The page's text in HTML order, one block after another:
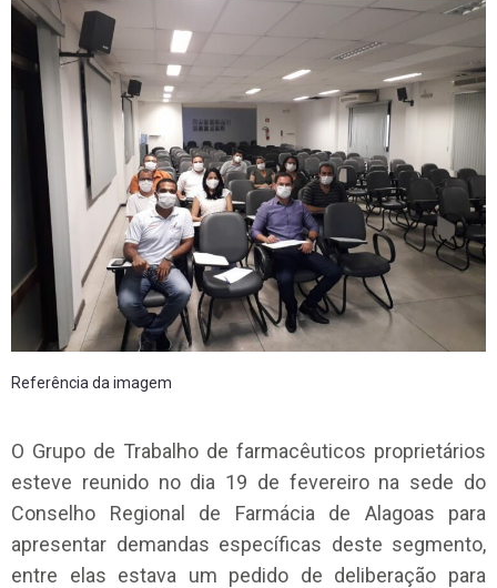
Referência da imagem
O Grupo de Trabalho de farmacêuticos proprietários
esteve reunido no dia 19 de fevereiro na sede do
Conselho Regional de Farmácia de Alagoas para
apresentar demandas específicas deste segmento,
entre elas estava um pedido de deliberação para